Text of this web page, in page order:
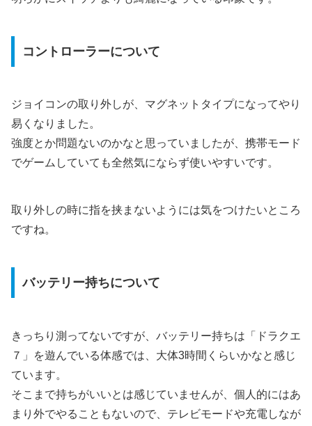
コントローラーについて
ジョイコンの取り外しが、マグネットタイプになってやり
易くなりました。
強度とか問題ないのかなと思っていましたが、携帯モード
でゲームしていても全然気にならず使いやすいです。
取り外しの時に指を挟まないようには気をつけたいところ
ですね。
バッテリー持ちについて
きっちり測ってないですが、バッテリー持ちは「ドラクエ
７」を遊んでいる体感では、大体3時間くらいかなと感じ
ています。
そこまで持ちがいいとは感じていませんが、個人的にはあ
まり外でやることもないので、テレビモードや充電しなが